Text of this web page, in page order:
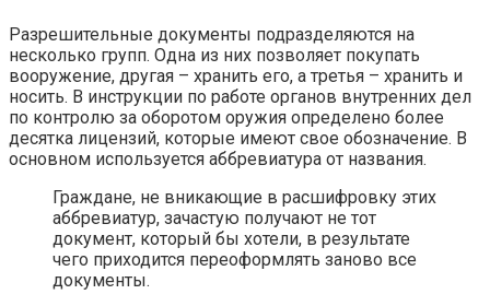
Разрешительные документы подразделяются на
несколько групп. Одна из них позволяет покупать
вооружение, другая – хранить его, а третья – хранить и
носить. В инструкции по работе органов внутренних дел
по контролю за оборотом оружия определено более
десятка лицензий, которые имеют свое обозначение. В
основном используется аббревиатура от названия.
Граждане, не вникающие в расшифровку этих
аббревиатур, зачастую получают не тот
документ, который бы хотели, в результате
чего приходится переоформлять заново все
документы.